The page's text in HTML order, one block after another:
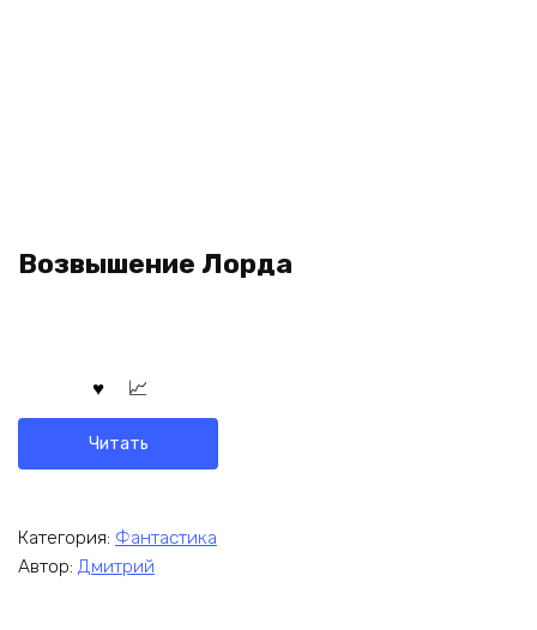
Возвышение Лорда
Читать
Категория: Фантастика
Автор: Дмитрий